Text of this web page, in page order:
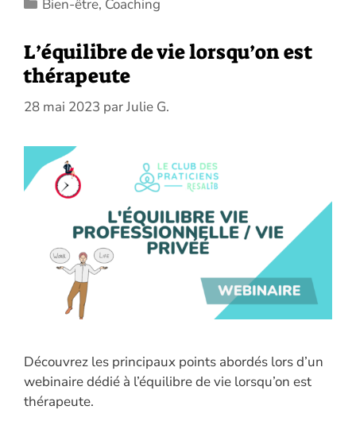
Bien-être, Coaching
L’équilibre de vie lorsqu’on est
thérapeute
28 mai 2023 parJulie G.
Découvrez les principaux points abordés lors d’un
webinaire dédié à l’équilibre de vie lorsqu’on est
thérapeute.